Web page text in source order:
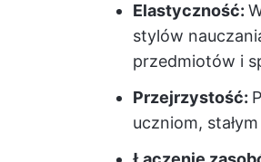
Elastyczność:
stylów
przedmiotów i
Przejrzystość:
uczniom,